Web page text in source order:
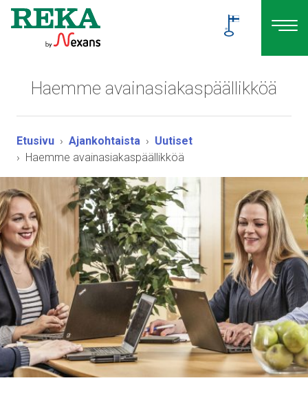
Haemme avainasiakaspäällikköä
Etusivu Ajankohtaista
Uutiset
Haemme avainasiakaspäällikköä